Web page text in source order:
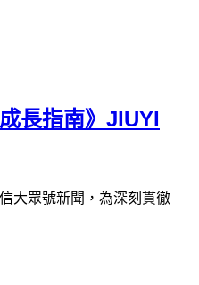
長指南》JIUYI
眾號新聞，為深刻貫徹